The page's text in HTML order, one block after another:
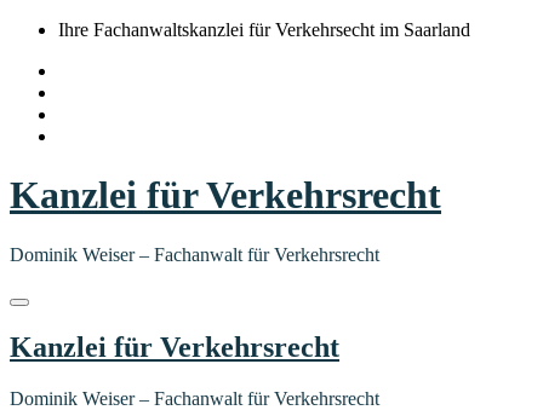
Springe
Inhalt
Ihre Fachanwaltskanzlei für Verkehrsecht im Saarland
Kanzlei für Verkehrsrecht
Dominik Weiser – Fachanwalt für Verkehrsrecht
Kanzlei für Verkehrsrecht
Dominik Weiser – Fachanwalt für Verkehrsrecht